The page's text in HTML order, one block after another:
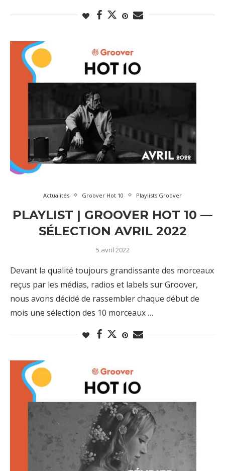
Actualités Groover Hot 10 Playlists Groover
PLAYLIST | GROOVER HOT 10 —
SÉLECTION AVRIL 2022
5 avril 2022
Devant la qualité toujours grandissante des morceaux
reçus par les médias, radios et labels sur Groover,
nous avons décidé de rassembler chaque début de
mois une sélection des 10 morceaux …